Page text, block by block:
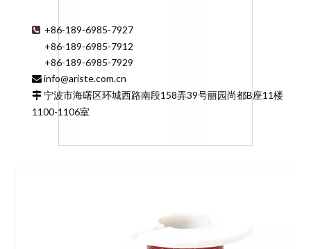
 +86-189-6985-7927
+86-189-6985-7912
+86-189-6985-7929
 info@ariste.com.cn
 宁波市海曙区环城西路南段158弄39号丽园尚都B座11楼
1100-1106室